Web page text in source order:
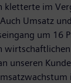
kletterte im
Umsatz
um 16
unseren